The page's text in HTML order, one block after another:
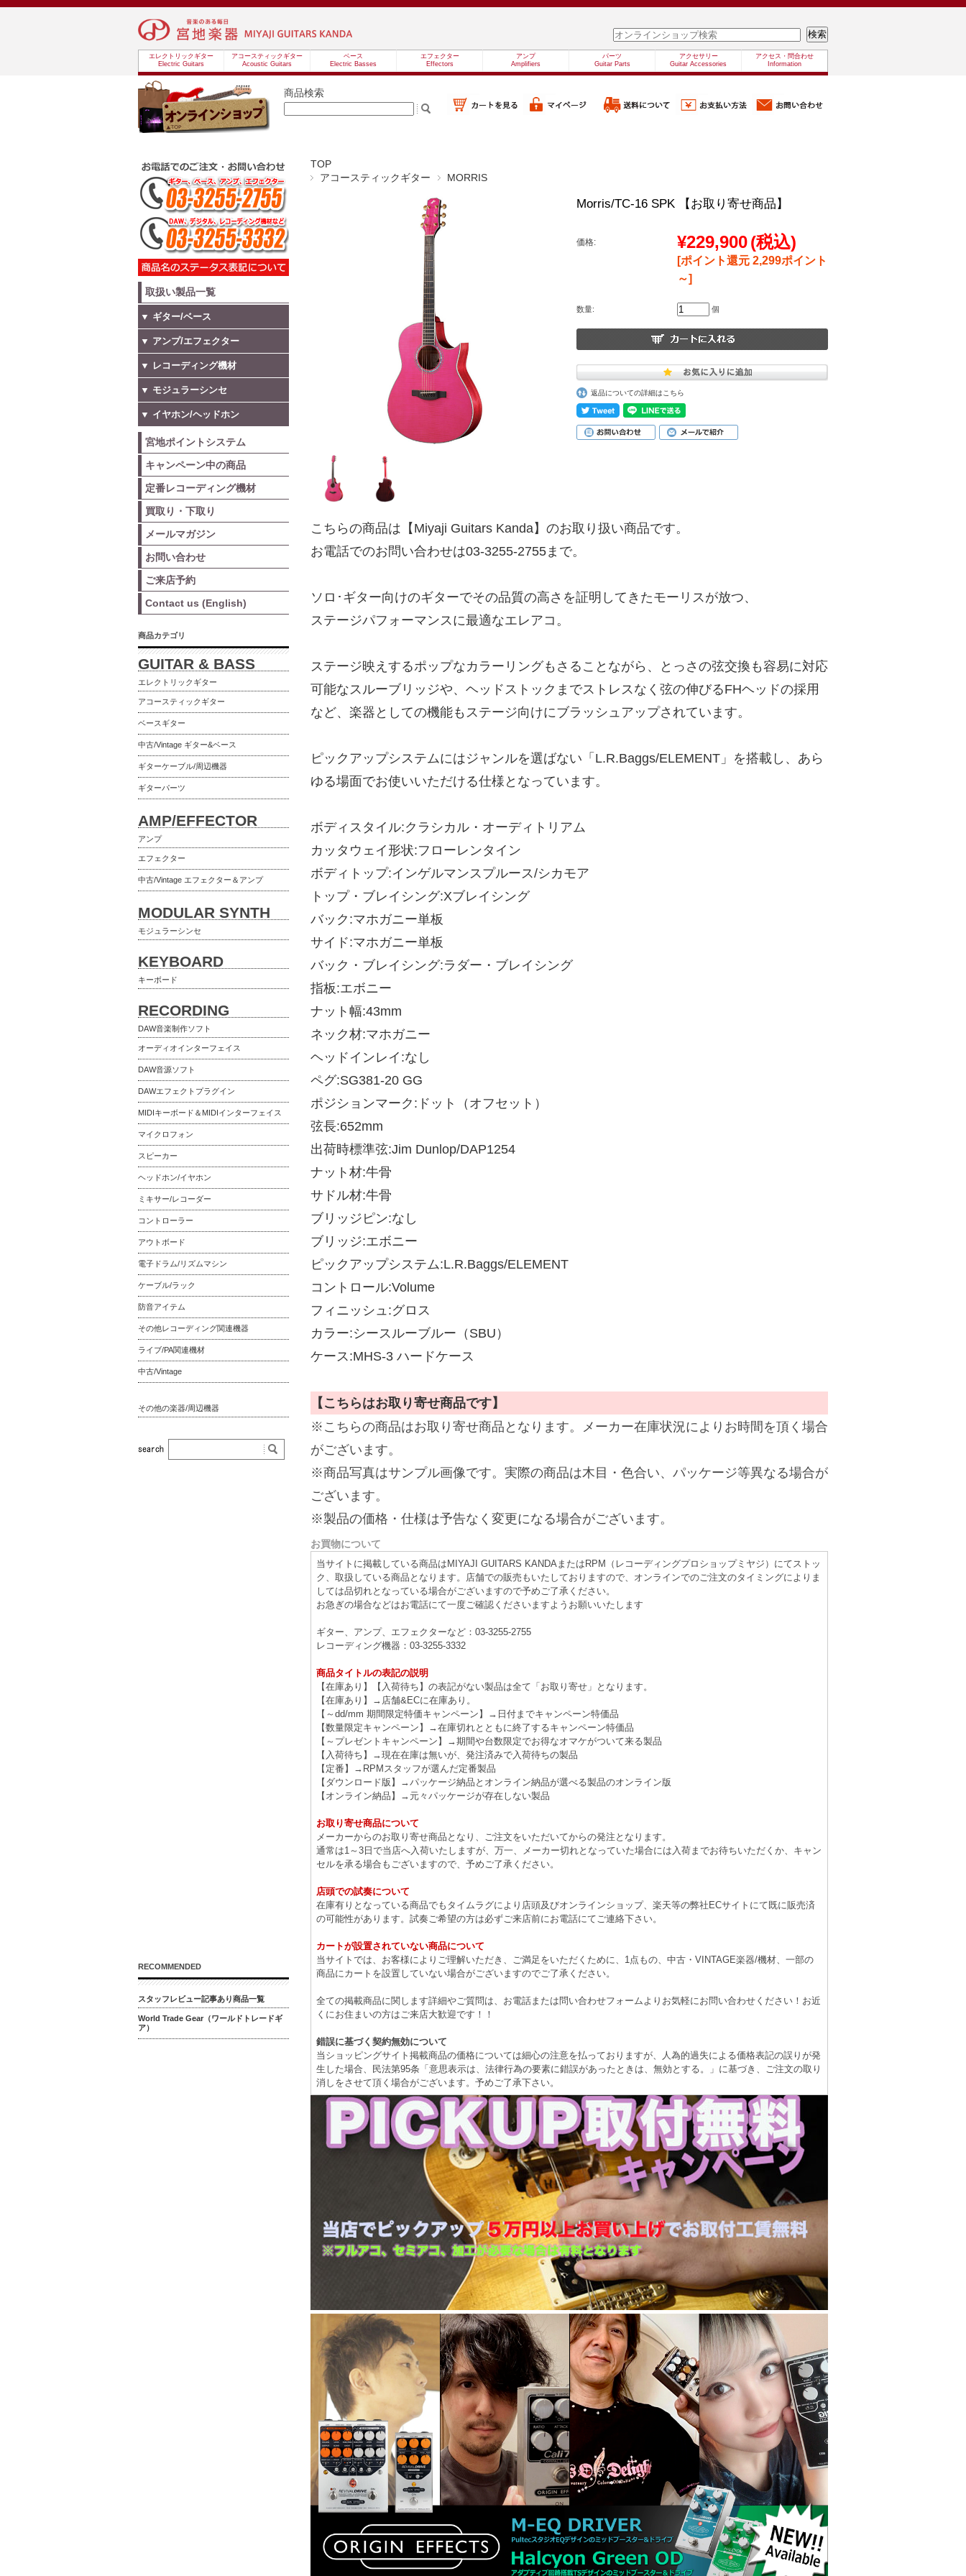
エレクトリックギター
Electric Guitars
アコースティックギター
Acoustic Guitars
ベース
Electric Basses
エフェクター
Effectors
アンプ
Amplifiers
パーツ
Guitar Parts
アクセサリー
Guitar Accessories
アクセス・問合わせ
Information
商品検索
TOP
アコースティックギター
MORRIS
Morris/TC-16 SPK 【お取り寄せ商品】
価格: ¥229,900(税込)
[ポイント還元 2,299ポイント
～]
数量: 個
返品についての詳細はこちら
こちらの商品は【Miyaji Guitars Kanda】のお取り扱い商品です。
お電話でのお問い合わせは03-3255-2755まで。
ソロ･ギター向けのギターでその品質の高さを証明してきたモーリスが放つ、
ステージパフォーマンスに最適なエレアコ。
ステージ映えするポップなカラーリングもさることながら、とっさの弦交換も容易に対応
可能なスルーブリッジや、ヘッドストックまでストレスなく弦の伸びるFHヘッドの採用
など、楽器としての機能もステージ向けにブラッシュアップされています。
ピックアップシステムにはジャンルを選ばない「L.R.Baggs/ELEMENT」を搭載し、あら
ゆる場面でお使いいただける仕様となっています。
ボディスタイル:クラシカル・オーディトリアム
カッタウェイ形状:フローレンタイン
ボディトップ:インゲルマンスプルース/シカモア
トップ・ブレイシング:Xブレイシング
バック:マホガニー単板
サイド:マホガニー単板
バック・ブレイシング:ラダー・ブレイシング
指板:エボニー
ナット幅:43mm
ネック材:マホガニー
ヘッドインレイ:なし
ペグ:SG381-20 GG
ポジションマーク:ドット（オフセット）
弦長:652mm
出荷時標準弦:Jim Dunlop/DAP1254
ナット材:牛骨
サドル材:牛骨
ブリッジピン:なし
ブリッジ:エボニー
ピックアップシステム:L.R.Baggs/ELEMENT
コントロール:Volume
フィニッシュ:グロス
カラー:シースルーブルー（SBU）
ケース:MHS-3 ハードケース
【こちらはお取り寄せ商品です】
※こちらの商品はお取り寄せ商品となります。メーカー在庫状況によりお時間を頂く場合
がございます。
※商品写真はサンプル画像です。実際の商品は木目・色合い、パッケージ等異なる場合が
ございます。
※製品の価格・仕様は予告なく変更になる場合がございます。
お買物について
当サイトに掲載している商品はMIYAJI GUITARS KANDAまたはRPM（レコーディングプロショップミヤジ）にてストッ
ク、取扱している商品となります。店舗での販売もいたしておりますので、オンラインでのご注文のタイミングによりま
しては品切れとなっている場合がございますので予めご了承ください。
お急ぎの場合などはお電話にて一度ご確認くださいますようお願いいたします
ギター、アンプ、エフェクターなど：03-3255-2755
レコーディング機器：03-3255-3332
商品タイトルの表記の説明
【在庫あり】【入荷待ち】の表記がない製品は全て「お取り寄せ」となります。
【在庫あり】→店舗&ECに在庫あり。
【～dd/mm 期間限定特価キャンペーン】→日付までキャンペーン特価品
【数量限定キャンペーン】→在庫切れとともに終了するキャンペーン特価品
【～プレゼントキャンペーン】→期間や台数限定でお得なオマケがついて来る製品
【入荷待ち】→現在在庫は無いが、発注済みで入荷待ちの製品
【定番】→RPMスタッフが選んだ定番製品
【ダウンロード版】→パッケージ納品とオンライン納品が選べる製品のオンライン版
【オンライン納品】→元々パッケージが存在しない製品
お取り寄せ商品について
メーカーからのお取り寄せ商品となり、ご注文をいただいてからの発注となります。
通常は1～3日で当店へ入荷いたしますが、万一、メーカー切れとなっていた場合には入荷までお待ちいただくか、キャン
セルを承る場合もございますので、予めご了承ください。
店頭での試奏について
在庫有りとなっている商品でもタイムラグにより店頭及びオンラインショップ、楽天等の弊社ECサイトにて既に販売済
の可能性があります。試奏ご希望の方は必ずご来店前にお電話にてご連絡下さい。
カートが設置されていない商品について
当サイトでは、お客様によりご理解いただき、ご満足をいただくために、1点もの、中古・VINTAGE楽器/機材、一部の
商品にカートを設置していない場合がございますのでご了承ください。
全ての掲載商品に関します詳細やご質問は、お電話または問い合わせフォームよりお気軽にお問い合わせください！お近
くにお住まいの方はご来店大歓迎です！！
錯誤に基づく契約無効について
当ショッピングサイト掲載商品の価格については細心の注意を払っておりますが、人為的過失による価格表記の誤りが発
生した場合、民法第95条「意思表示は、法律行為の要素に錯誤があったときは、無効とする。」に基づき、ご注文の取り
消しをさせて頂く場合がございます。予めご了承下さい。
取扱い製品一覧
▼ ギター/ベース
▼ アンプ/エフェクター
▼ レコーディング機材
▼ モジュラーシンセ
▼ イヤホン/ヘッドホン
宮地ポイントシステム
キャンペーン中の商品
定番レコーディング機材
買取り・下取り
メールマガジン
お問い合わせ
ご来店予約
Contact us (English)
商品カテゴリ
GUITAR & BASS
エレクトリックギター
アコースティックギター
ベースギター
中古/Vintage ギター&ベース
ギターケーブル/周辺機器
ギターパーツ
AMP/EFFECTOR
アンプ
エフェクター
中古/Vintage エフェクター＆アンプ
MODULAR SYNTH
モジュラーシンセ
KEYBOARD
キーボード
RECORDING
DAW音楽制作ソフト
オーディオインターフェイス
DAW音源ソフト
DAWエフェクトプラグイン
MIDIキーボード＆MIDIインターフェイス
マイクロフォン
スピーカー
ヘッドホン/イヤホン
ミキサー/レコーダー
コントローラー
アウトボード
電子ドラム/リズムマシン
ケーブル/ラック
防音アイテム
その他レコーディング関連機器
ライブ/PA関連機材
中古/Vintage
その他の楽器/周辺機器
RECOMMENDED
スタッフレビュー記事あり商品一覧
World Trade Gear（ワールドトレードギ
ア）